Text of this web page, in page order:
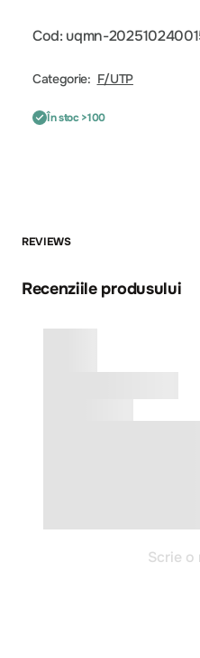
Cod: uqmn-
Categorie: F/UTP
În stoc >100
REVIEWS
Recenziile produsului
Scrie o